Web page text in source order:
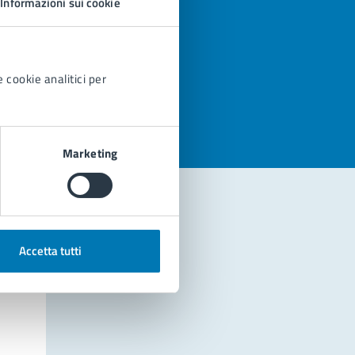
cookie analitici per
Marketing
Accetta tutti